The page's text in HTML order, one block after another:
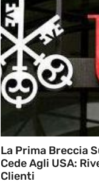
La Prima Breccia
Cede Agli USA:
Clienti